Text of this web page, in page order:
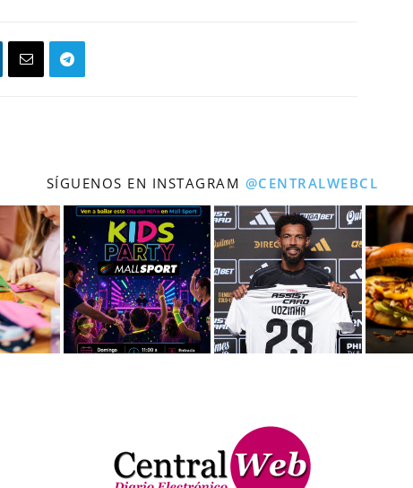
SÍGUENOS EN INSTAGRAM @CENTRALWEBCL